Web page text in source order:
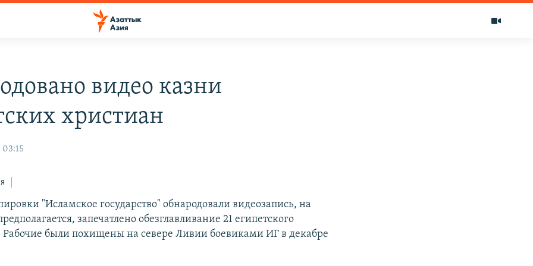
видео казни
христиан
03:15
"Исламское государство" обнародовали видеозапись, на
запечатлено обезглавливание 21 египетского
были похищены на севере Ливии боевиками ИГ в декабре